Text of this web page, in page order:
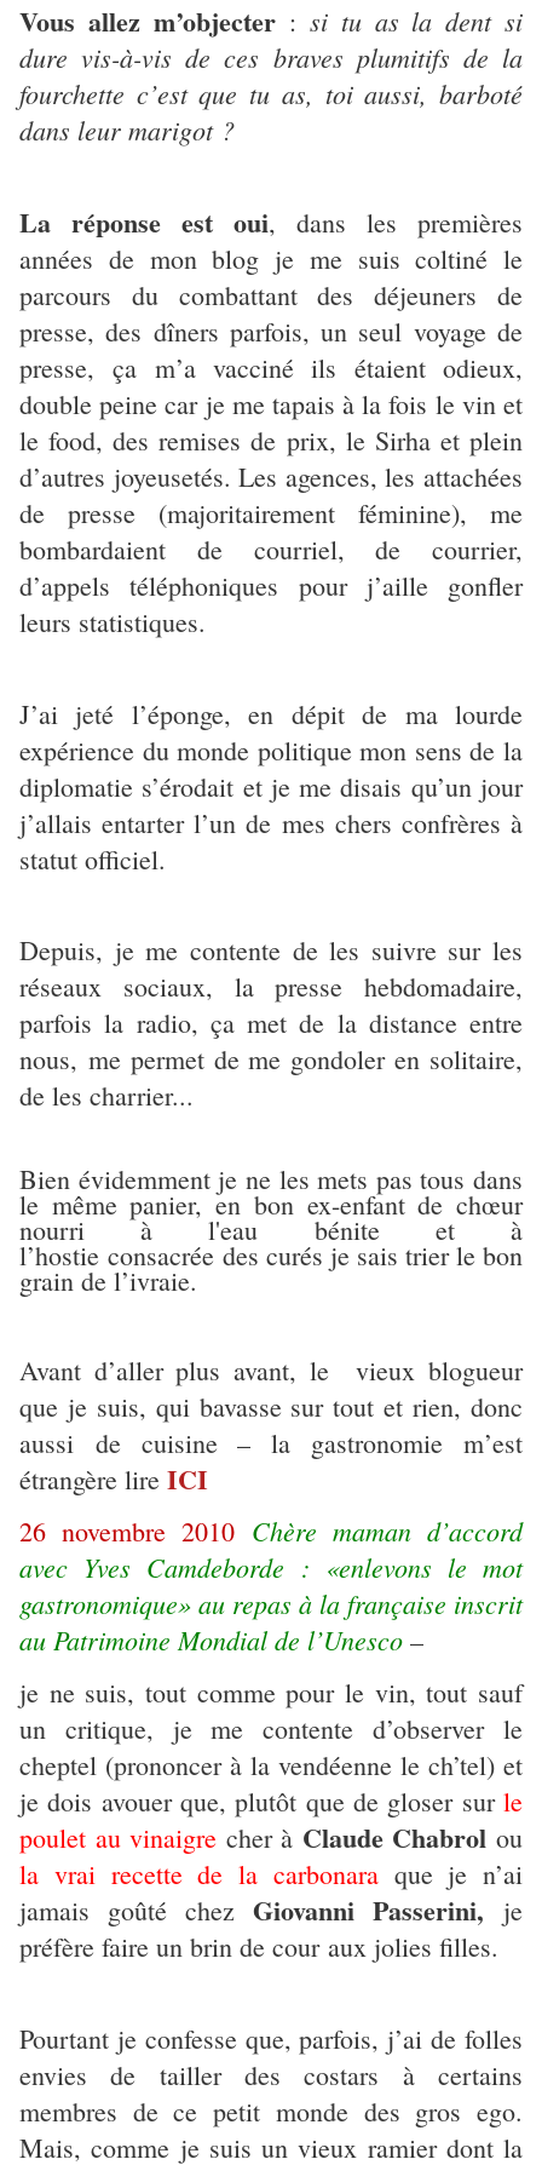
Vous allez m’objecter:si tu as la dent si
dure vis-à-vis de ces braves plumitifs de la
fourchette c’est que tu as, toi aussi, barboté
dans leur marigot ?
La réponse est oui, dans les premières
années de mon blog je me suis coltiné le
parcours du combattant des déjeuners de
presse, des dîners parfois, un seul voyage de
presse, ça m’a vacciné ils étaient odieux,
double peine car je me tapais à la fois le vin et
le food, des remises de prix, le Sirha et plein
d’autres joyeusetés. Les agences, les attachées
de presse (majoritairement féminine), me
bombardaient de courriel, de courrier,
d’appels téléphoniques pour j’aille gonfler
leurs statistiques.
J’ai jeté l’éponge, en dépit de ma lourde
expérience du monde politique mon sens de la
diplomatie s’érodait et je me disais qu’un jour
j’allais entarter l’un de mes chers confrères à
statut officiel.
Depuis, je me contente de les suivre sur les
réseaux sociaux, la presse hebdomadaire,
parfois la radio, ça met de la distance entre
nous, me permet de me gondoler en solitaire,
de les charrier...
Bien évidemment je ne les mets pas tous dans
le même panier, en bon ex-enfant de chœur
nourri à l'eau bénite et à
l’hostie consacrée des curés je sais trier le bon
grain de l’ivraie.
Avant d’aller plus avant, le vieux blogueur
que je suis, qui bavasse sur tout et rien, donc
aussi de cuisine – la gastronomie m’est
étrangère lire ICI
26 novembre 2010 Chère maman d’accord
avec Yves Camdeborde : «enlevons le mot
gastronomique» au repas à la française inscrit
au Patrimoine Mondial de l’Unesco –
je ne suis, tout comme pour le vin, tout sauf
un critique, je me contente d’observer le
cheptel (prononcer à la vendéenne le ch’tel) et
je dois avouer que, plutôt que de gloser sur le
poulet au vinaigre cher à Claude Chabrol ou
la vrai recette de la carbonara que je n’ai
jamais goûté chez Giovanni Passerini,
je
préfère faire un brin de cour aux jolies filles.
Pourtant je confesse que, parfois, j’ai de folles
envies de tailler des costars à certains
membres de ce petit monde des gros ego.
Mais, comme je suis un vieux ramier dont la